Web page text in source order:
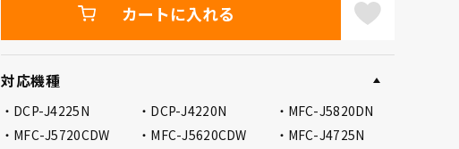
対応機種
DCP-J4225N DCP-J4220N
MFC-J5820DN
MFC-J5720CDW
MFC-J5620CDW
MFC-J4725N
カートに入れる